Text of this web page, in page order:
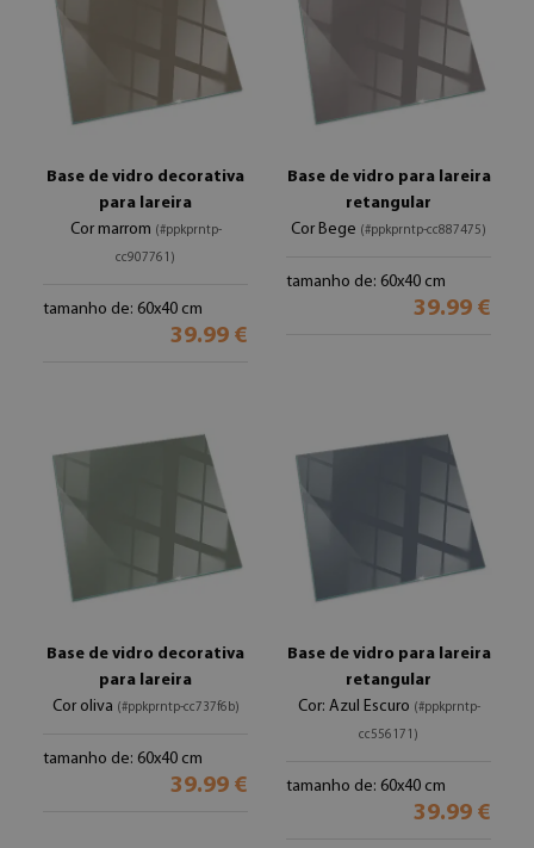
Base de vidro decorativa
para lareira
Cor marrom (#ppkprntp-
cc907761)
tamanho de: 60x40 cm
39.99 €
Base de vidro para lareira
retangular
Cor Bege (#ppkprntp-cc887475)
tamanho de: 60x40 cm
39.99 €
Base de vidro decorativa
para lareira
Cor oliva (#ppkprntp-cc737f6b)
tamanho de: 60x40 cm
39.99 €
Base de vidro para lareira
retangular
Cor: Azul Escuro (#ppkprntp-
cc556171)
tamanho de: 60x40 cm
39.99 €